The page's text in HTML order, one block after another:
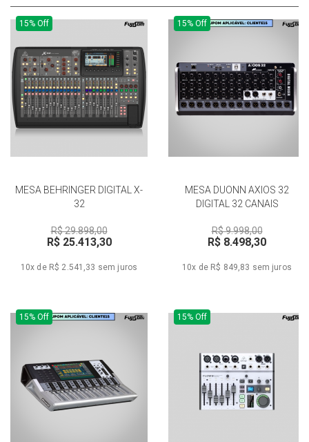
15% Off
MESA BEHRINGER DIGITAL X-
32
R$ 29.898,00
R$ 25.413,30
10x de R$ 2.541,33 sem juros
15% Off
MESA DUONN AXIOS 32
DIGITAL 32 CANAIS
R$ 9.998,00
R$ 8.498,30
10x de R$ 849,83 sem juros
15% Off 15% Off